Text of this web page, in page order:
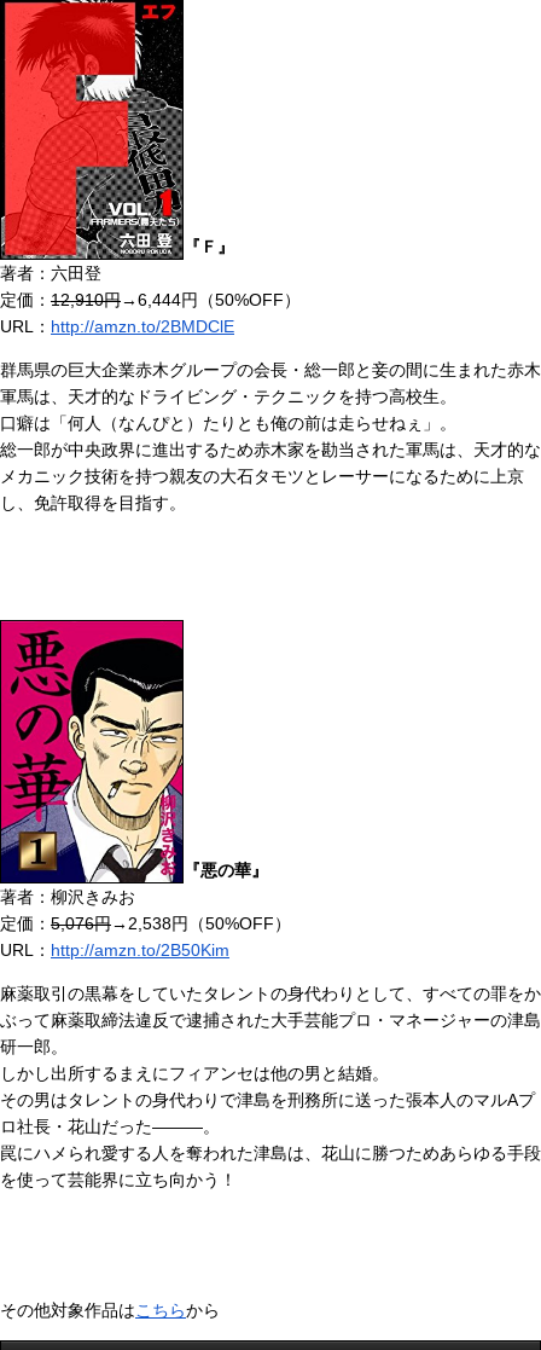
『Ｆ』
著者：六田登
定価： 12,910円→6,444円（50%OFF）
URL： http://amzn.to/2BMDClE
群馬県の巨大企業赤木グループの会長・総一郎と妾の間に生まれた赤木
軍馬は、天才的なドライビング・テクニックを持つ高校生。
口癖は「何人（なんぴと）たりとも俺の前は走らせねぇ」。
総一郎が中央政界に進出するため赤木家を勘当された軍馬は、天才的な
メカニック技術を持つ親友の大石タモツとレーサーになるために上京
し、免許取得を目指す。
『悪の華』
著者：柳沢きみお
定価： 5,076円→2,538円（50%OFF）
URL： http://amzn.to/2B50Kim
麻薬取引の黒幕をしていたタレントの身代わりとして、すべての罪をか
ぶって麻薬取締法違反で逮捕された大手芸能プロ・マネージャーの津島
研一郎。
しかし出所するまえにフィアンセは他の男と結婚。
その男はタレントの身代わりで津島を刑務所に送った張本人のマルAプ
ロ社長・花山だった―――。
罠にハメられ愛する人を奪われた津島は、花山に勝つためあらゆる手段
を使って芸能界に立ち向かう！
その他対象作品はこちらから